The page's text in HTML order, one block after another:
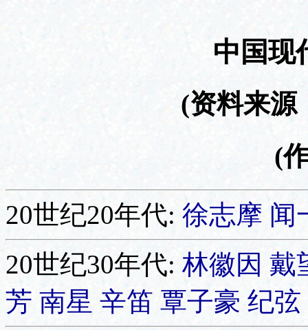
中国现
(资料来源
(
20世纪20年代: 徐志摩 闻
20世纪30年代: 林徽因 戴
芳 南星 辛笛 覃子豪 纪弦